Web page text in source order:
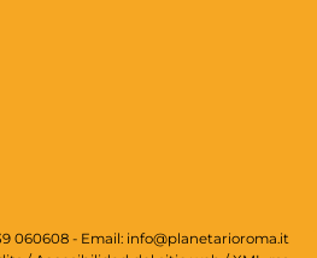
060608 - Email: info@planetarioroma.it